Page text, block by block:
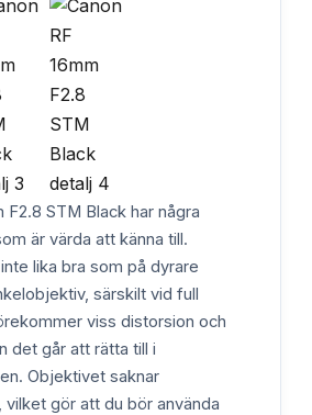
F2.8 STM Black har några
är värda att känna till.
lika bra som på dyrare
särskilt vid full
viss distorsion och
det går att rätta till i
Objektivet saknar
vilket gör att du bör använda